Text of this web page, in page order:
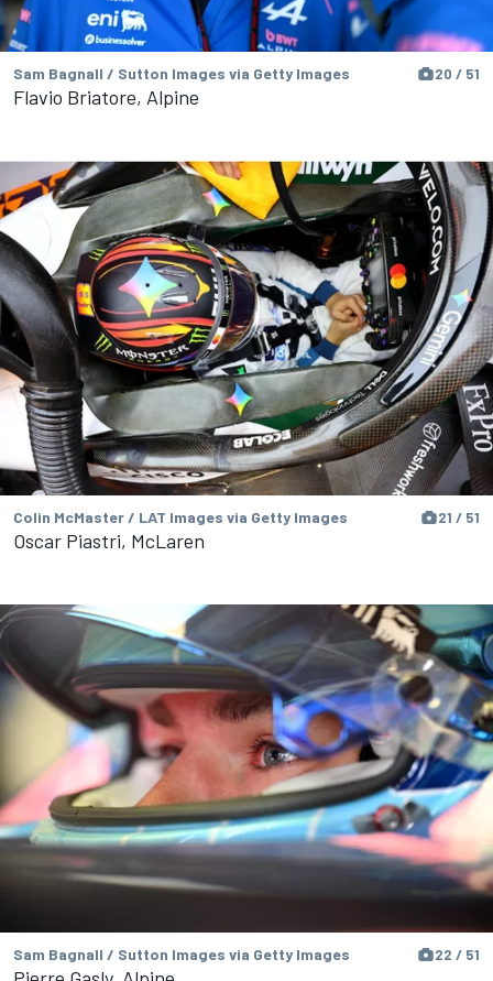
Sam Bagnall / Sutton Images via Getty Images 20 / 51
Flavio Briatore, Alpine
Colin McMaster / LAT Images via Getty Images 21 / 51
Oscar Piastri, McLaren
Sam Bagnall / Sutton Images via Getty Images 22 / 51